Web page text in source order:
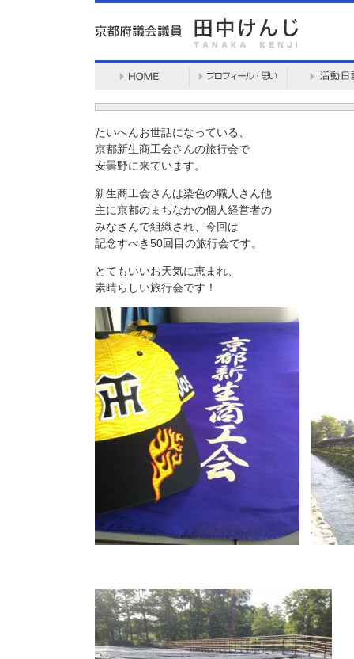
たいへんお世話になっている、
京都新生商工会さんの旅行会で
安曇野に来ています。
新生商工会さんは染色の職人さん他
主に京都のまちなかの個人経営者の
みなさんで組織され、今回は
記念すべき50回目の旅行会です。
とてもいいお天気に恵まれ、
素晴らしい旅行会です！